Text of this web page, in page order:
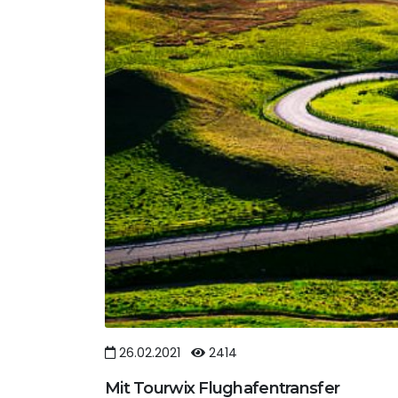
26.02.2021 2414
Mit Tourwix Flughafentransfer